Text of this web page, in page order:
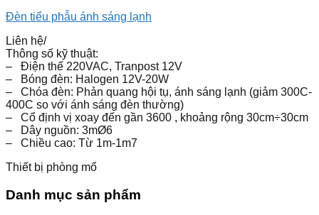
Đèn tiểu phẫu ánh sáng lạnh
Liên hệ/
Thông số kỹ thuật:
– Điện thế 220VAC, Tranpost 12V
– Bóng đèn: Halogen 12V-20W
– Chóa đèn: Phản quang hội tụ, ánh sáng lạnh (giảm 300C-
400C so với ánh sáng đèn thường)
– Cổ định vị xoay đến gần 3600 , khoảng rộng 30cm÷30cm
– Dây nguồn: 3mØ6
– Chiều cao: Từ 1m-1m7
Thiết bị phòng mổ
Danh mục sản phẩm